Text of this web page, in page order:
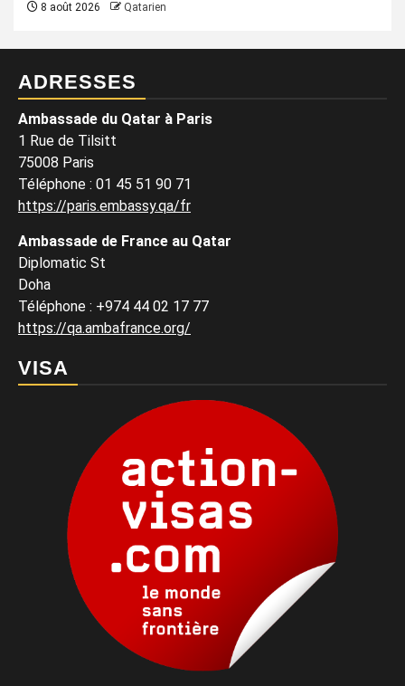
8 août 2026 Qatarien
ADRESSES
Ambassade du Qatar à Paris
1 Rue de Tilsitt
75008 Paris
Téléphone : 01 45 51 90 71
https://paris.embassy.qa/fr
Ambassade de France au Qatar
Diplomatic St
Doha
Téléphone : +974 44 02 17 77
https://qa.ambafrance.org/
VISA